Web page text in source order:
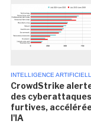
INTELLIGENCE
CrowdStrike
des
furtives,
l'IA